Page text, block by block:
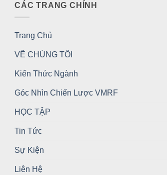
CÁC TRANG CHÍNH
Trang Chủ
VỀ CHÚNG TÔI
Kiến Thức Ngành
Góc Nhìn Chiến Lược VMRF
HỌC TẬP
Tin Tức
Sự Kiện
Liên Hệ